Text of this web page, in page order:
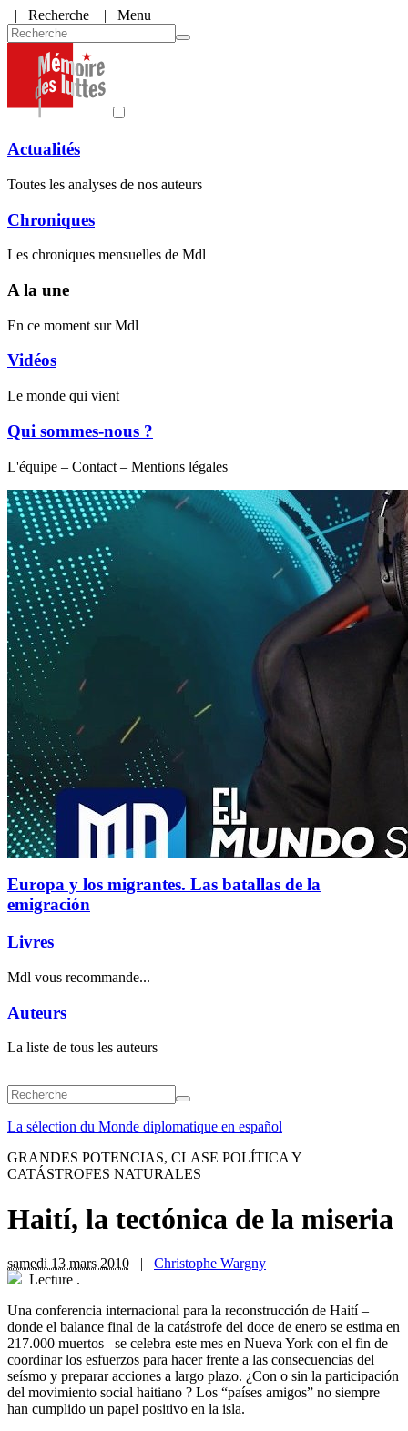
| Recherche | Menu
Actualités
Toutes les analyses de nos auteurs
Chroniques
Les chroniques mensuelles de Mdl
A la une
En ce moment sur Mdl
Vidéos
Le monde qui vient
Qui sommes-nous ?
L'équipe – Contact – Mentions légales
Europa y los migrantes. Las batallas de la
emigración
Livres
Mdl vous recommande...
Auteurs
La liste de tous les auteurs
La sélection du Monde diplomatique en español
GRANDES POTENCIAS, CLASE POLÍTICA Y
CATÁSTROFES NATURALES
Haití, la tectónica de la miseria
samedi 13 mars 2010 | Christophe Wargny
Lecture .
Una conferencia internacional para la reconstrucción de Haití –
donde el balance final de la catástrofe del doce de enero se estima en
217.000 muertos– se celebra este mes en Nueva York con el fin de
coordinar los esfuerzos para hacer frente a las consecuencias del
seísmo y preparar acciones a largo plazo. ¿Con o sin la participación
del movimiento social haitiano ? Los “países amigos” no siempre
han cumplido un papel positivo en la isla.